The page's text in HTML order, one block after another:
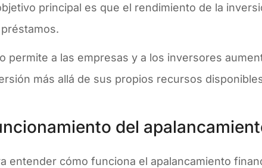
principal es que el rendimiento de la
permite a las empresas y a los inversores
más allá de sus propios recursos
del
entender cómo funciona el apalancamiento